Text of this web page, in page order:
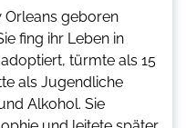
Orleans geboren
fing ihr Leben in
türmte als 15
als Jugendliche
Alkohol. Sie